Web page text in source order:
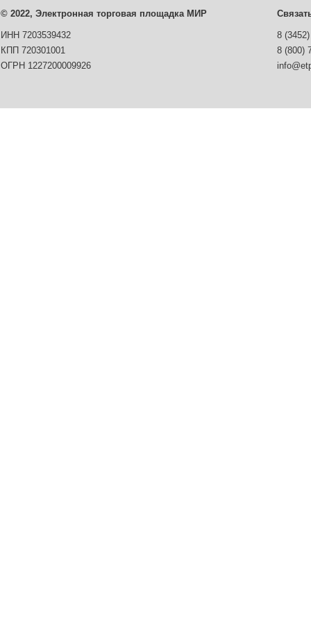
© 2022, Электронная торговая площадка МИР
ИНН 7203539432
8
КПП 720301001
8 (800)
ОГРН 1227200009926